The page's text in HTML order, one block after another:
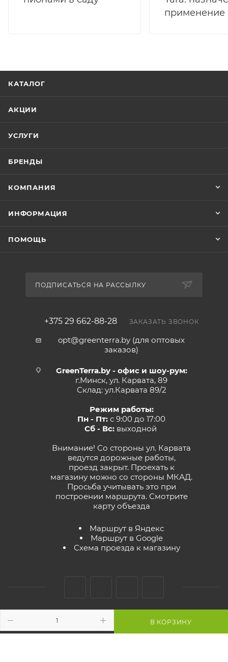
В КОРЗИНУ
применение
КАТАЛОГ
АКЦИИ
УСЛУГИ
БРЕНДЫ
КОМПАНИЯ
ИНФОРМАЦИЯ
ПОМОЩЬ
ПОДПИСАТЬСЯ НА РАССЫЛКУ
+375 29 662-88-28 ЗАКАЗАТЬ ЗВОНОК
opt@greenterra.by (для оптовых
заказов)
GreenTerra.by - офис и шоу-рум:
г.Минск, ул. Карвата, 89
Склад: ул.Карвата 89/2
Режим работы:
Пн - Пт: с 9:00 до 17:00
Сб - Вс:выходной
Внимание! Со стороны ул. Карвата
ведутся дорожные работы,
проезд закрыт. Проехать к
магазину можно со стороны МКАД.
Просьба учитывать это при
построении маршрута. Смотрите
карту объезда
Маршрут в Яндекс
Маршрут в Google
Схема проезда к магазину
2026 © GreenTerra.by - интернет-магазин